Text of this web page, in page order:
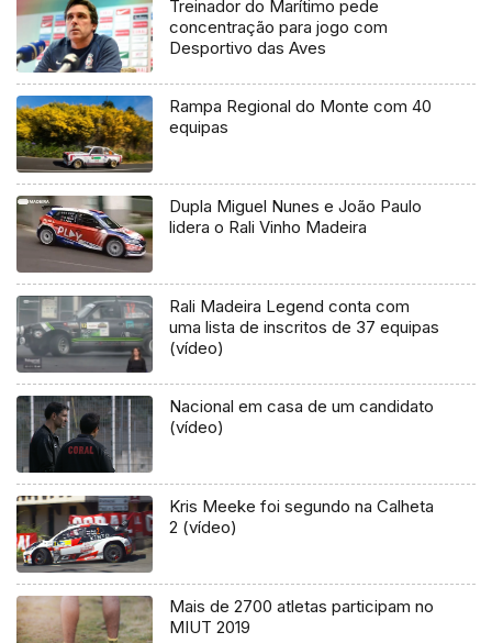
Treinador do Marítimo pede
concentração para jogo com
Desportivo das Aves
Rampa Regional do Monte com 40
equipas
Dupla Miguel Nunes e João Paulo
lidera o Rali Vinho Madeira
Rali Madeira Legend conta com
uma lista de inscritos de 37 equipas
(vídeo)
Nacional em casa de um candidato
(vídeo)
Kris Meeke foi segundo na Calheta
2 (vídeo)
Mais de 2700 atletas participam no
MIUT 2019